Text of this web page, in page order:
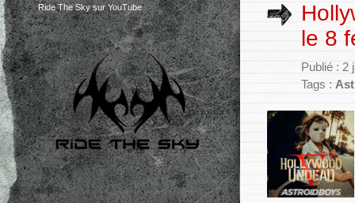
Ride The Sky sur YouTube
le 8
Publié : 2
Tags :